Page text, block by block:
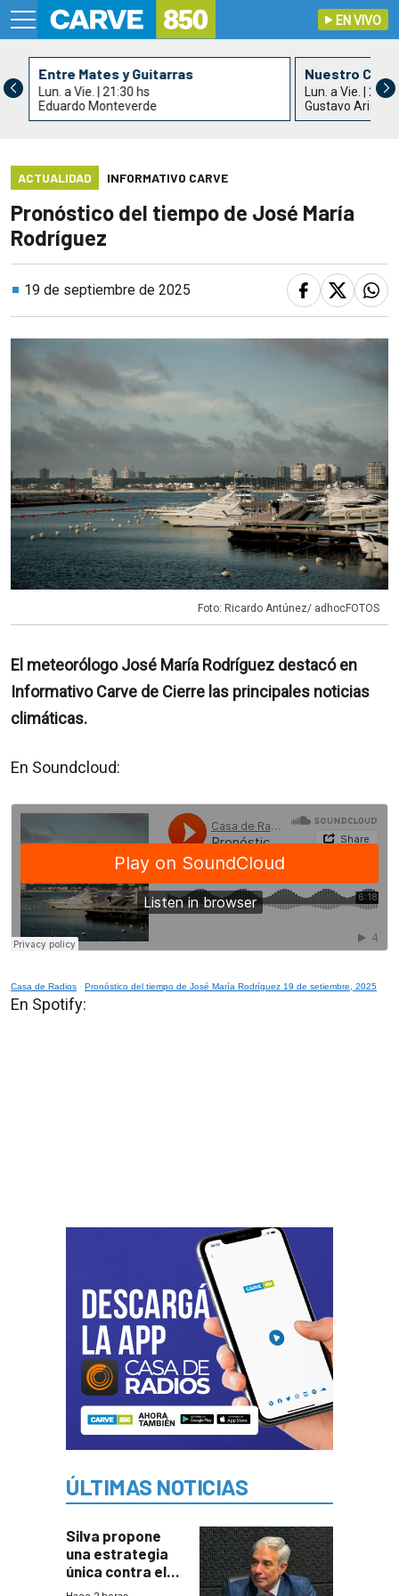
EN VIVO
Entre Mates y Guitarras
Lun. a Vie. | 21:30 hs
Eduardo Monteverde
Nuestro
Lun. a Vie. |
Gustavo Arias
ACTUALIDAD INFORMATIVO CARVE
Pronóstico del tiempo de José María
Rodríguez
19 de septiembre de 2025
Foto: Ricardo Antúnez/ adhocFOTOS
El meteorólogo José María Rodríguez destacó en
Informativo Carve de Cierre las principales noticias
climáticas.
En Soundcloud:
Casa de Radios · Pronóstico del tiempo de José María Rodríguez 19 de setiembre, 2025
En Spotify:
ÚLTIMAS NOTICIAS
Silva propone
una estrategia
única contra el
narcotráfico y